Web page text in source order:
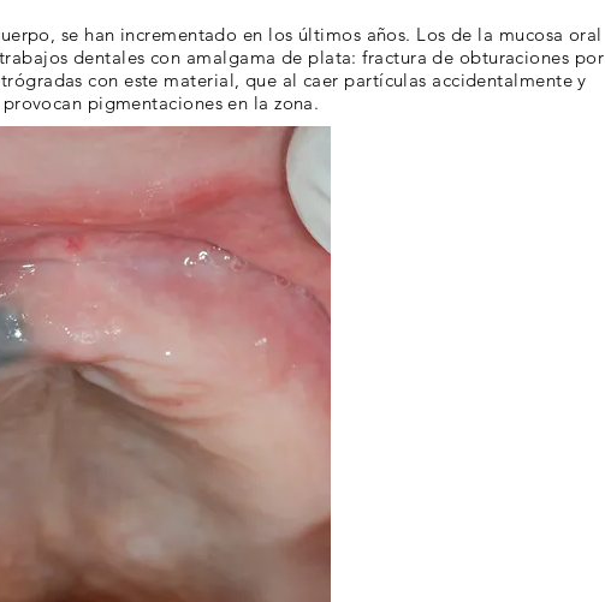
se han incrementado en los últimos años. Los de la mucosa oral
dentales con amalgama de plata: fractura de obturaciones por
con este material, que al caer partículas accidentalmente y
pigmentaciones en la zona.